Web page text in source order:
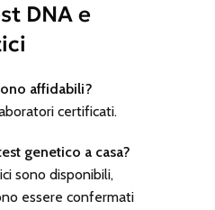
DNA e
affidabili?
certificati.
genetico a casa?
sono disponibili,
essere confermati